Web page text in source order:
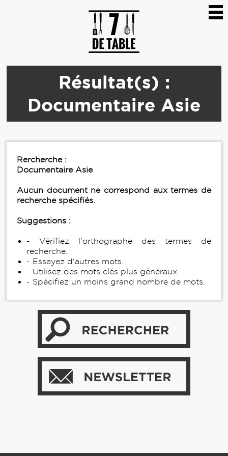
Résultat(s) :
Documentaire Asie
Rercherche :
Documentaire Asie
Aucun document ne correspond aux termes de
recherche spécifiés.
Suggestions :
- Vérifiez l’orthographe des termes de
recherche.
- Essayez d'autres mots.
- Utilisez des mots clés plus généraux.
- Spécifiez un moins grand nombre de mots.